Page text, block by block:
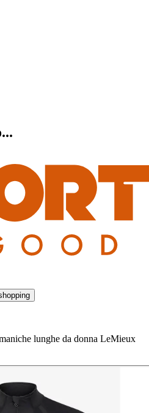
lunghe da donna LeMieux